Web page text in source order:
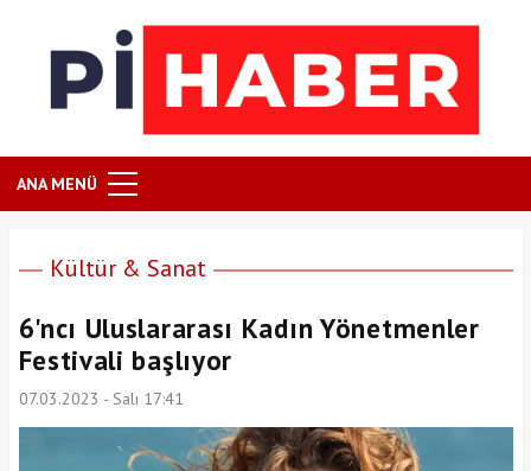
ANA MENÜ
Kültür & Sanat
6'ncı Uluslararası Kadın Yönetmenler
Festivali başlıyor
07.03.2023 - Salı 17:41